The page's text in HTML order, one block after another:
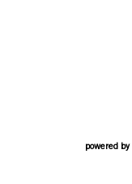
powered by